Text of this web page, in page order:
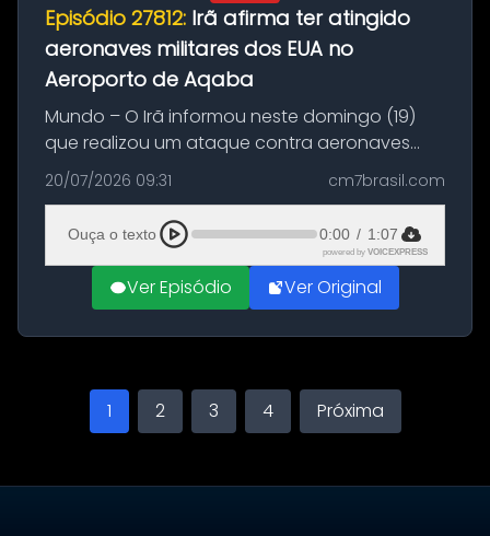
Episódio 27812: Irã afirma ter atingido
aeronaves militares dos EUA no
Aeroporto de Aqaba
Mundo – O Irã informou neste domingo (19)
que realizou um ataque contra aeronaves
militares dos Estados Unidos estacionadas no
Aeroporto de Aqaba, na Jordânia, durante a
21ª fase da Operação Nasr 2. A...
20/07/2026 09:31 cm7brasil.com
Ouça o texto 0:00 / 1:07
powered by VOICEXPRESS
Ver Episódio Ver Original
1 2 3 4 Próxima